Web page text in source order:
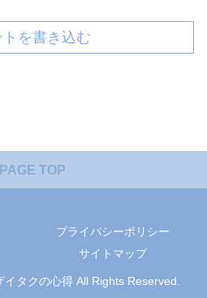
トを書き込む
PAGE TOP
プライバシーポリシー
サイトマップ
タクの心得 All Rights Reserved.